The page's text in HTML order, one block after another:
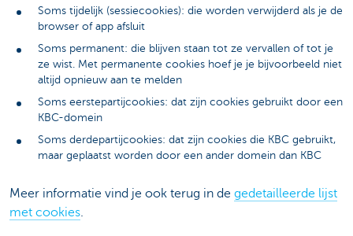
Soms tijdelijk (sessiecookies): die worden verwijderd als je de
browser of app afsluit
Soms permanent: die blijven staan tot ze vervallen of tot je
ze wist. Met permanente cookies hoef je je bijvoorbeeld niet
altijd opnieuw aan te melden
Soms eerstepartijcookies: dat zijn cookies gebruikt door een
KBC-domein
Soms derdepartijcookies: dat zijn cookies die KBC gebruikt,
maar geplaatst worden door een ander domein dan KBC
Meer informatie vind je ook terug in de gedetailleerde lijst
met cookies.